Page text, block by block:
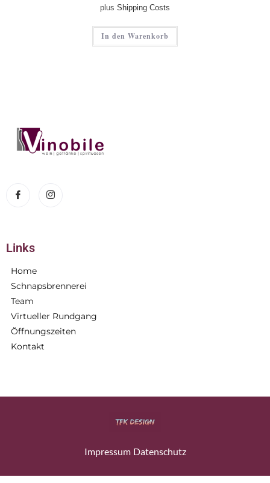
plus Shipping Costs
In den Warenkorb
Links
Home
Schnapsbrennerei
Team
Virtueller Rundgang
Öffnungszeiten
Kontakt
Impressum Datenschutz